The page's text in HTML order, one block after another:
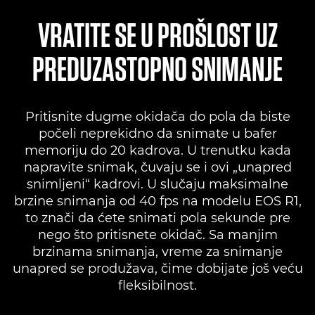
VRATITE SE U PROŠLOST UZ
PREDUZASTOPNO SNIMANJE
Pritisnite dugme okidača do pola da biste
počeli neprekidno da snimate u bafer
memoriju do 20 kadrova. U trenutku kada
napravite snimak, čuvaju se i ovi „unapred
snimljeni“ kadrovi. U slučaju maksimalne
brzine snimanja od 40 fps na modelu EOS R1,
to znači da ćete snimati pola sekunde pre
nego što pritisnete okidač. Sa manjim
brzinama snimanja, vreme za snimanje
unapred se produžava, čime dobijate još veću
fleksibilnost.